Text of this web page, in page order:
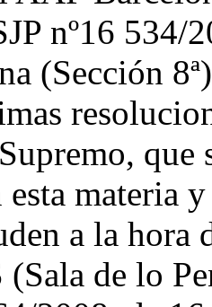
nº16 534/
(Sección
que
materia
a la hora
(Sala de lo